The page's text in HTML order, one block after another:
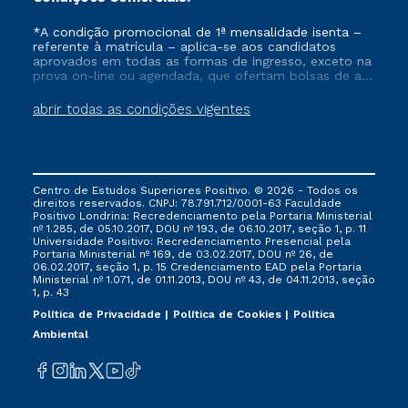
abrir todas as condições vigentes
*A condição promocional de 1ª mensalidade isenta –
referente à matrícula – aplica-se aos candidatos
aprovados em todas as formas de ingresso, exceto na
prova on-line ou agendada, que ofertam bolsas de até
vigente, que ainda não tenham efetivado e/ou não
tenham cancelado ou trancado sua matrícula em uma
via FIES, Prouni e outros programas governamentais, e
não se acumula com nenhuma outra campanha
ofertada pela Instituição.
Centro de Estudos Superiores Positivo. © 2026 - Todos os
direitos reservados. CNPJ: 78.791.712/0001-63 Faculdade
Positivo Londrina: Recredenciamento pela Portaria Ministerial
nº 1.285, de 05.10.2017, DOU nº 193, de 06.10.2017, seção 1, p. 11
Universidade Positivo: Recredenciamento Presencial ​pela
Portaria Ministerial nº 169, de 03.02.2017, DOU nº 26, de
06.02.2017, seção 1, p. 15 Credenciamento EAD pela Portaria
Ministerial nº 1.071, de 01.11.2013, DOU nº 43, de 04.11.2013, seção
1, p. 43
Política de Privacidade
Política de Cookies
Política
Ambiental